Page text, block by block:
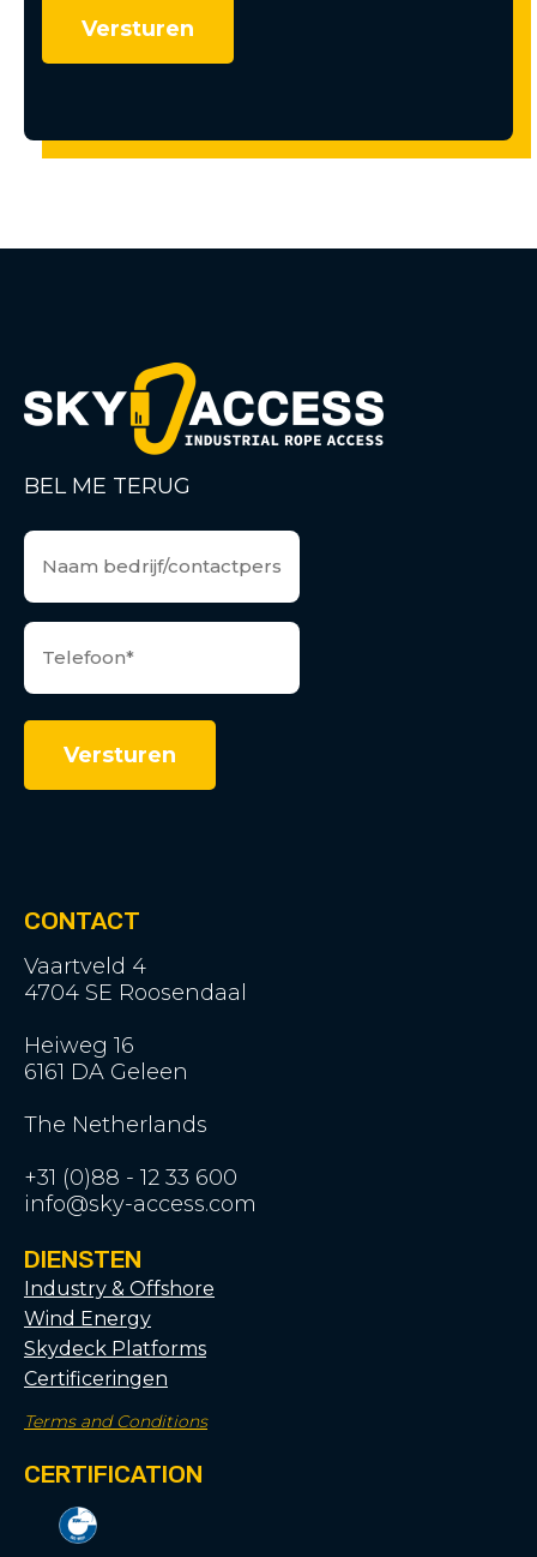
BEL ME TERUG
CONTACT
Vaartveld 4
4704 SE Roosendaal
Heiweg 16
6161 DA Geleen
The Netherlands
+31 (0)88 - 12 33 600
info@sky-access.com
DIENSTEN
Industry & Offshore
Wind Energy
Skydeck Platforms
Certificeringen
Terms and Conditions
CERTIFICATION